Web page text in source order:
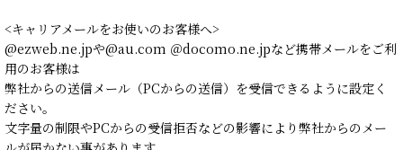
<キャリアメールをお使いのお客様へ>
@ezweb.ne.jpや@au.com ＠docomo.ne.jpなど携帯メールをご利
用のお客様は
弊社からの送信メール（PCからの送信）を受信できるように設定く
ださい。
文字量の制限やPCからの受信拒否などの影響により弊社からのメー